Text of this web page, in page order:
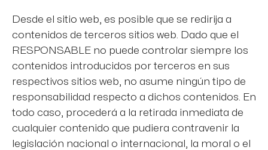
Desde el sitio web, es posible que se redirija a
contenidos de terceros sitios web. Dado que el
RESPONSABLE no puede controlar siempre los
contenidos introducidos por terceros en sus
respectivos sitios web, no asume ningún tipo de
responsabilidad respecto a dichos contenidos. En
todo caso, procederá a la retirada inmediata de
cualquier contenido que pudiera contravenir la
legislación nacional o internacional, la moral o el